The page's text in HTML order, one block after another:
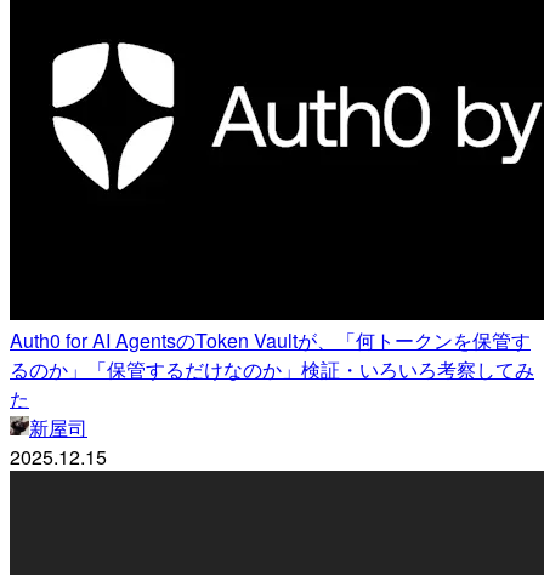
Auth0 for AI AgentsのToken Vaultが、「何トークンを保管す
るのか」「保管するだけなのか」検証・いろいろ考察してみ
た
新屋司
2025.12.15